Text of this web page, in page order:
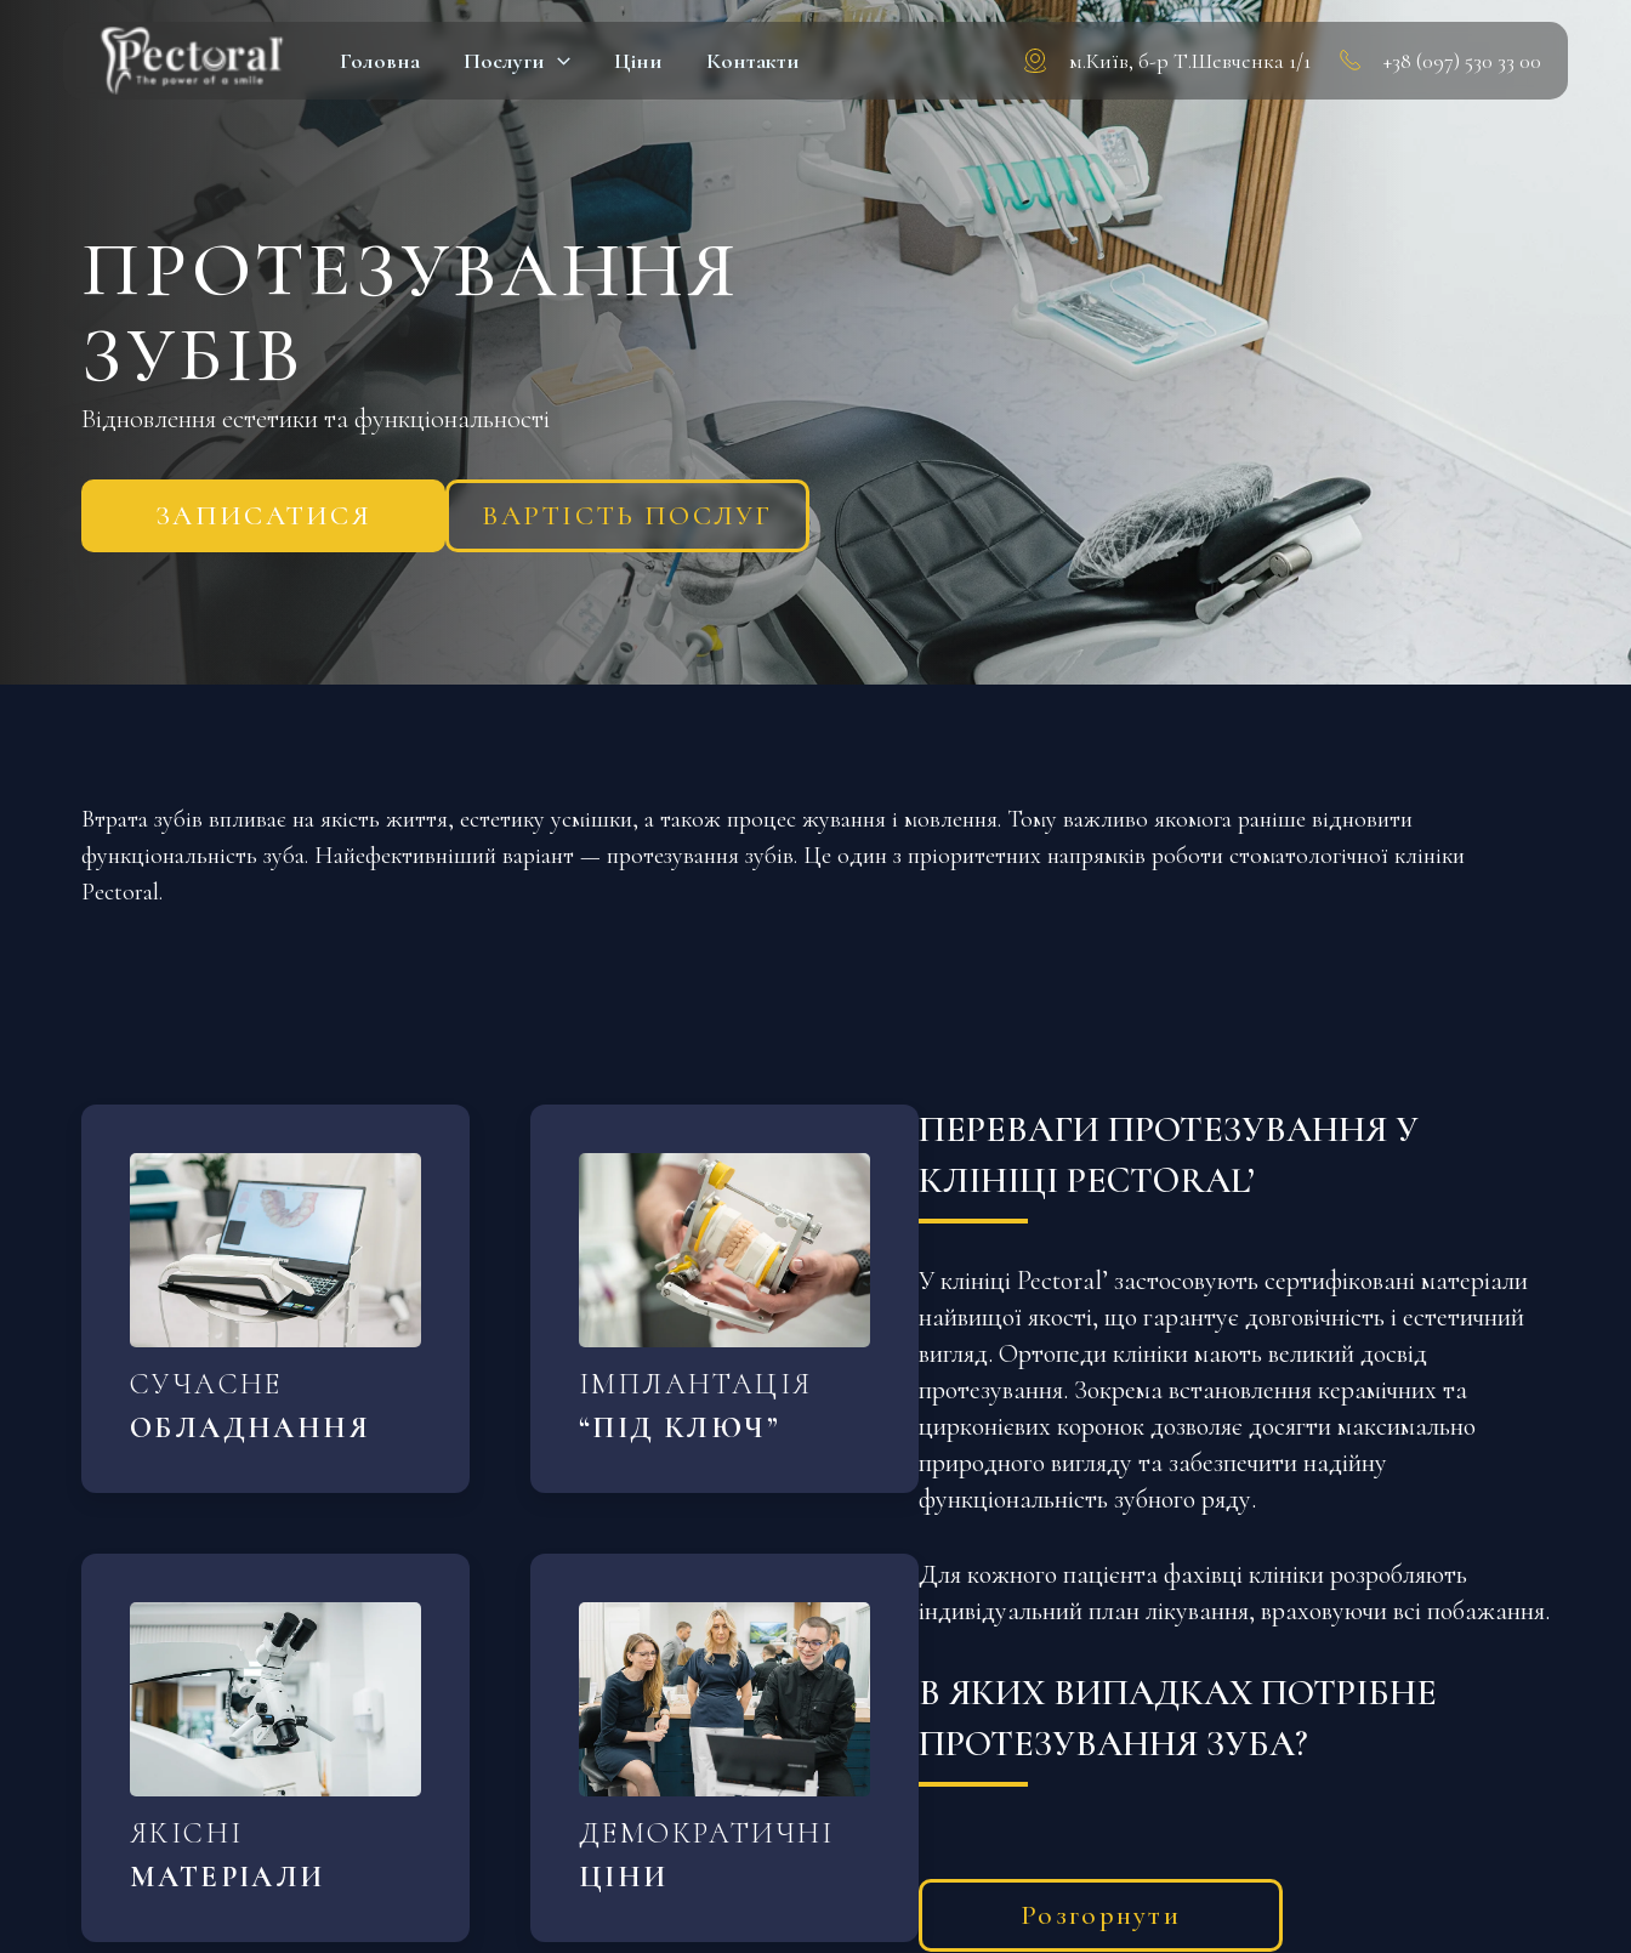
содержимому
Головна Послуги Ціни Контакти м.Київ, б-р Т.Шевченка 1/1 +38 (097) 530 33 00
ПРОТЕЗУВАННЯ
ЗУБІВ
Відновлення естетики та функціональності
ЗАПИСАТИСЯ ВАРТІСТЬ ПОСЛУГ
Втрата зубів впливає на якість життя, естетику усмішки, а також процес жування і мовлення. Тому важливо якомога раніше відновити
функціональність зуба. Найефективніший варіант — протезування зубів. Це один з пріоритетних напрямків роботи стоматологічної клініки
Pectoral.
СУЧАСНЕ
ОБЛАДНАННЯ
ІМПЛАНТАЦІЯ
“ПІД КЛЮЧ”
ЯКІСНІ
МАТЕРІАЛИ
ДЕМОКРАТИЧНІ
ЦІНИ
ПЕРЕВАГИ ПРОТЕЗУВАННЯ У
КЛІНІЦІ PECTORAL’
У клініці Pectoral’ застосовують сертифіковані матеріали
найвищої якості, що гарантує довговічність і естетичний
вигляд. Ортопеди клініки мають великий досвід
протезування. Зокрема встановлення керамічних та
цирконієвих коронок дозволяє досягти максимально
природного вигляду та забезпечити надійну
функціональність зубного ряду.
Для кожного пацієнта фахівці клініки розробляють
індивідуальний план лікування, враховуючи всі побажання.
В ЯКИХ ВИПАДКАХ ПОТРІБНЕ
ПРОТЕЗУВАННЯ ЗУБА?
Серед них: повна або часткова втрата зубів, значне
руйнування коронкової частини, вроджена відсутність
Розгорнути